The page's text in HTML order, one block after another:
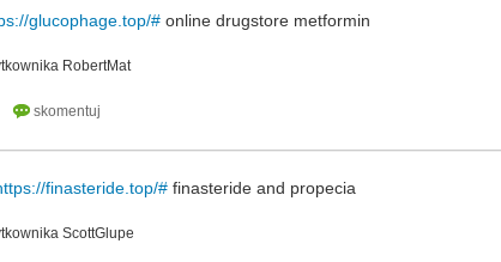
glucophage.top/# online drugstore metformin
RobertMat
finasteride.top/# finasteride and propecia
ScottGlupe